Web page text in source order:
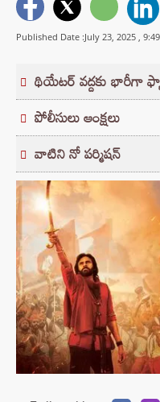
Published Date :July 23, 2025 ,
థియేటర్ వద్దకు భారీగా
పోలీసులు ఆంక్షలు
వాటిని నో పర్మిషన్